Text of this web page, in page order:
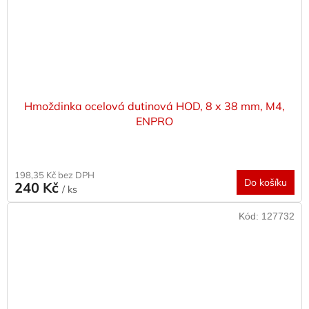
Hmoždinka ocelová dutinová HOD, 8 x 38 mm, M4,
ENPRO
198,35 Kč bez DPH
240 Kč / ks
Do košíku
Kód: 127732